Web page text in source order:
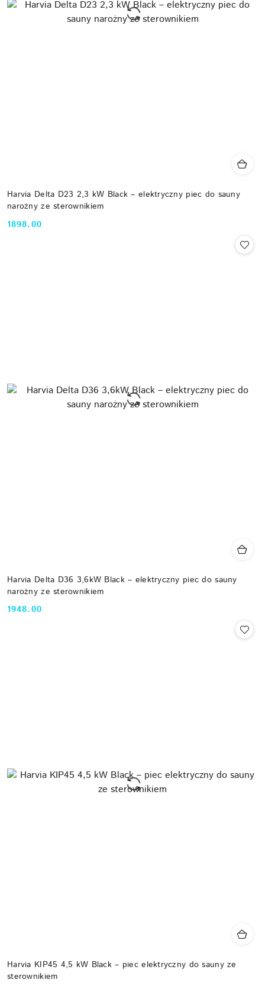
Harvia Delta D23 2,3 kW Black – elektryczny piec do sauny
narożny ze sterownikiem
Cena:
1898.00
Harvia Delta D36 3,6kW Black – elektryczny piec do sauny
narożny ze sterownikiem
Cena:
1948.00
Harvia KIP45 4,5 kW Black – piec elektryczny do sauny ze
sterownikiem